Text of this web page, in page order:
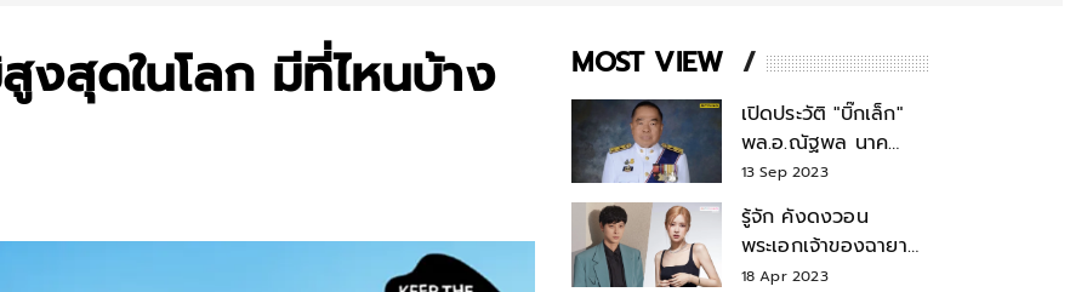
สุดในโลก มีที่ไหนบ้าง MOST VIEW
เปิดประวัติ "บิ๊กเล็ก"
พล.อ.ณัฐพล นาค
พาณิชย์ จากเลขาฯ
สมช.-เลขาฯ
รมว.กลาโหม
13 Sep 2023
รู้จัก คังดงวอน
พระเอกเจ้าของฉายา
สมบัติแห่งชาติ หลังมี
18 Apr 2023